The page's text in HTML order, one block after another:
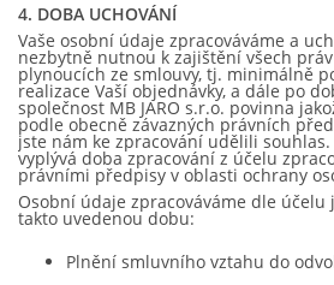
4. DOBA UCHOVÁNÍ
Vaše osobní údaje zpracováváme a
nezbytně nutnou k zajištění všech
plynoucích ze smlouvy, tj. minimálně
realizace Vaší objednávky, a dále po
společnost MB JARO s.r.o. povinna
podle obecně závazných právních
jste nám ke zpracování udělili
vyplývá doba zpracování z účelu
právními předpisy v oblasti ochrany
Osobní údaje zpracováváme dle
takto uvedenou dobu:
Plnění smluvního vztahu do